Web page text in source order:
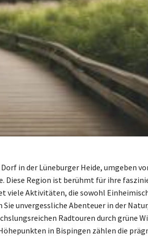
in der Lüneburger Heide, umgeben
Diese Region ist berühmt für ihre
viele Aktivitäten, die sowohl
Sie unvergessliche Abenteuer in der
Radtouren durch grüne
in Bispingen zählen die